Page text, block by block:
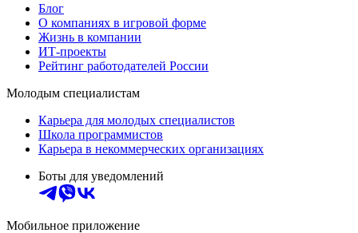
Блог
О компаниях в игровой форме
Жизнь в компании
ИТ-проекты
Рейтинг работодателей России
Молодым специалистам
Карьера для молодых специалистов
Школа программистов
Карьера в некоммерческих организациях
Боты для уведомлений
Мобильное приложение